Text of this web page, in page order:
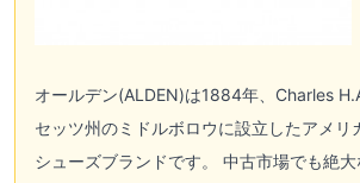
オールデン(ALDEN)は1884年、Charles
セッツ州のミドルボロウに設立したアメリ
シューズブランドです。 中古市場でも絶